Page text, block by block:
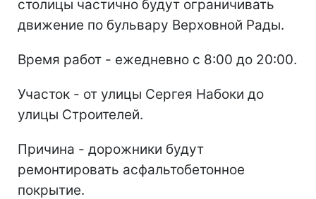
столицы частично будут ограничивать
движение по бульвару Верховной Рады.
Время работ - ежедневно с 8:00 до 20:00.
Участок - от улицы Сергея Набоки до
улицы Строителей.
Причина - дорожники будут
ремонтировать асфальтобетонное
покрытие.